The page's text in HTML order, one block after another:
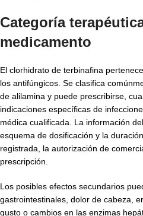
Categoría
medicamento
El clorhidrato de terbinafina
los antifúngicos. Se clasifica
de alilamina y puede prescribirse,
indicaciones específicas de
médica cualificada. La información
esquema de dosificación y la
registrada, la autorización de
prescripción.
Los posibles efectos secundarios
gastrointestinales, dolor de cabeza,
gusto o cambios en las enzimas